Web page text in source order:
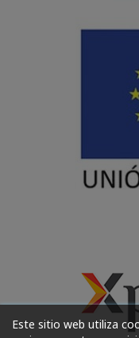
Este sitio web utiliza